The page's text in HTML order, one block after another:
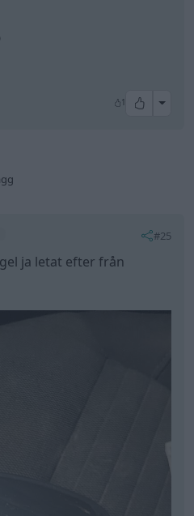
1 All
#25
ja letat efter från